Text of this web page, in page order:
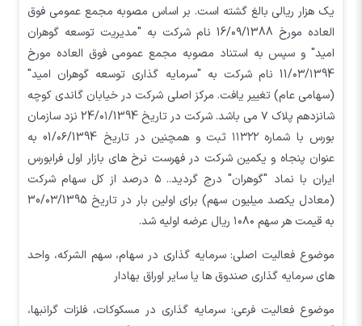
یک هزار ریالی بالغ گشته است. بر اساس مصوبه مجمع عمومی فوق
العاده مورخ 16/۰۹/1388 نام شرکت به "مدیریت توسعه گوهران
امید" و سپس به استناد مصوبه مجمع عمومی فوق العاده مورخ
11/۰۳/۱394 نام شرکت به "سرمایه گذاری توسعه گوهران امید"
(سهامی عام) تغییر یافت. مرکز اصلی شرکت در خیابان گاندی کوچه
شانزدهم پلاک ۷ می باشد. شرکت در تاریخ 24/۰۱/1394 نزد سازمان
بورس با شماره ۱۱۳۲۲ ثبت و همچنین در تاریخ 01/۰۶/1394 به
عنوان پنجاه و یکمین شرکت در فهرست نرخ های بازار اول فرابورس
ایران با نماد "گوهران" درج گردید.. ۵ درصد از کل سهام شرکت
(معادل یکصد میلیون سهم) برای اولین بار در تاریخ 30/۰۳/1395
به قیمت هر سهم ۱۰۸۰ ریال عرضه اولیه شد.
موضوع فعالیت اصلی: سرمایه گذاری در سهام، سهم الشرکه، واحد
های سرمایه گذاری صندوق ها یا سایر اوراق بهادار
موضوع فعالیت فرعی: سرمایه گذاری در مسکوکات، فلزات گرانبها،